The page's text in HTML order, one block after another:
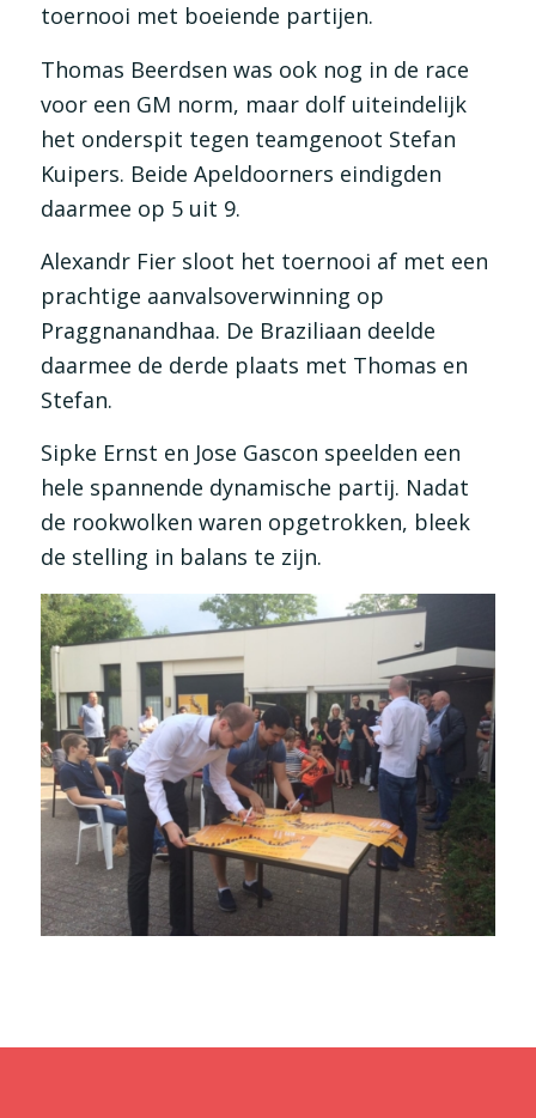
toernooi met boeiende partijen.
Thomas Beerdsen was ook nog in de race
voor een GM norm, maar dolf uiteindelijk
het onderspit tegen teamgenoot Stefan
Kuipers. Beide Apeldoorners eindigden
daarmee op 5 uit 9.
Alexandr Fier sloot het toernooi af met een
prachtige aanvalsoverwinning op
Praggnanandhaa. De Braziliaan deelde
daarmee de derde plaats met Thomas en
Stefan.
Sipke Ernst en Jose Gascon speelden een
hele spannende dynamische partij. Nadat
de rookwolken waren opgetrokken, bleek
de stelling in balans te zijn.